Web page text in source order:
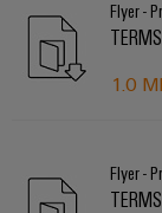
Flyer -
1.0
Flyer -